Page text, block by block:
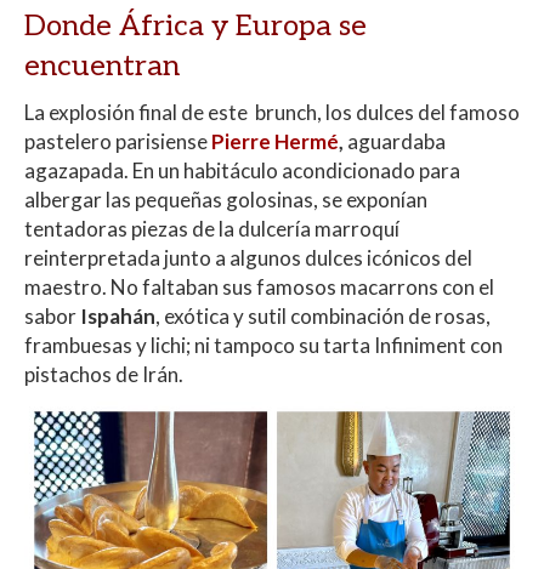
Donde África y Europa se
encuentran
La explosión final de este brunch, los dulces del famoso
pastelero parisiensePierre Hermé, aguardaba
agazapada. En un habitáculo acondicionado para
albergar las pequeñas golosinas, se exponían
tentadoras piezas de la dulcería marroquí
reinterpretada junto a algunos dulces icónicos del
maestro. No faltaban sus famosos macarrons con el
sabor Ispahán, exótica y sutil combinación de rosas,
frambuesas y lichi; ni tampoco su tarta Infiniment con
pistachos de Irán.